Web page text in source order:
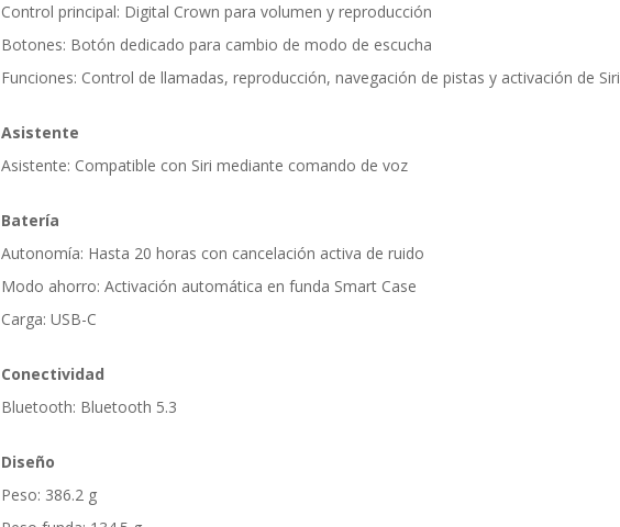
Control principal: Digital Crown para volumen y reproducción
Botones: Botón dedicado para cambio de modo de escucha
Funciones: Control de llamadas, reproducción, navegación de pistas y activación de Siri
Asistente
Asistente: Compatible con Siri mediante comando de voz
Batería
Autonomía: Hasta 20 horas con cancelación activa de ruido
Modo ahorro: Activación automática en funda Smart Case
Carga: USB-C
Conectividad
Bluetooth: Bluetooth 5.3
Diseño
Peso: 386.2 g